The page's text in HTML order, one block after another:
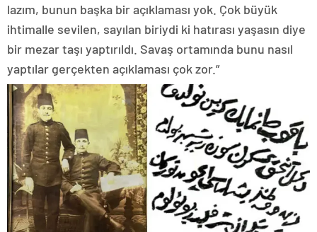
lazım, bunun başka bir açıklaması yok. Çok büyük
ihtimalle sevilen, sayılan biriydi ki hatırası yaşasın diye
bir mezar taşı yaptırıldı. Savaş ortamında bunu nasıl
yaptılar gerçekten açıklaması çok zor.”